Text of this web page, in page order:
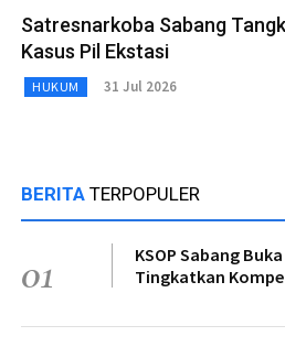
Satresnarkoba Sabang
Kasus Pil Ekstasi
HUKUM 31 Jul 2026
BERITA TERPOPULER
01
KSOP Sabang
Tingkatkan